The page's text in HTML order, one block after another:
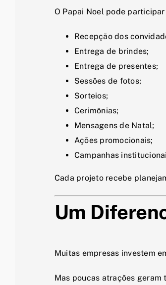
O Papai Noel pode participar
Recepção dos
Entrega de brindes;
Entrega de presentes;
Sessões de fotos;
Sorteios;
Cerimônias;
Mensagens de Natal;
Ações promocionais;
Campanhas
Cada projeto recebe
Um
Muitas empresas investem
Mas poucas atrações